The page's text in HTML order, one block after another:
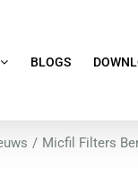
BLOGS
Micfil Filters